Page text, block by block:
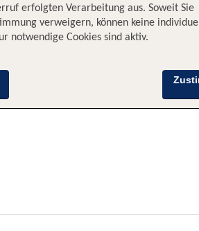
Lage Bewertungen
erfolgten Verarbeitung aus. Soweit Sie
verweigern, können keine
notwendige Cookies sind aktiv.